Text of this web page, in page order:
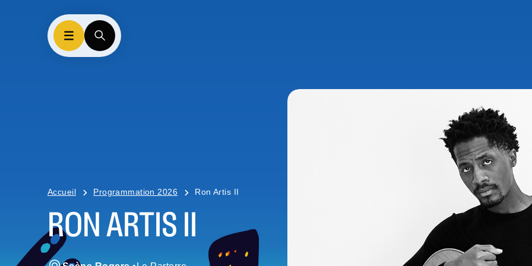
Accueil Programmation 2026 Ron Artis II
RON ARTIS II